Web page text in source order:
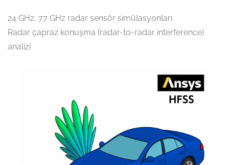
24 GHz, 77 GHz radar sensör simülasyonları
Radar çapraz konuşma (radar-to-radar interference)
analizi